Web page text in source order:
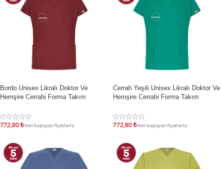
İndirim
Bordo Unisex Likralı Doktor Ve
Hemşire Cerrahi Forma Takım
772,80₺'den başlayan fiyatlarla
İndirim
Cerrah Yeşili Unisex Likralı Doktor Ve
Hemşire Cerrahi Forma Takım
772,80₺'den başlayan fiyatlarla